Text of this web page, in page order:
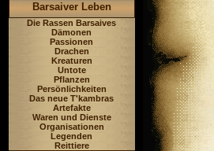
Barsaiver Leben
Die Rassen Barsaives
Dämonen
Passionen
Drachen
Kreaturen
Untote
Pflanzen
Persönlichkeiten
Das neue T'kambras
Artefakte
Waren und Dienste
Organisationen
Legenden
Reittiere